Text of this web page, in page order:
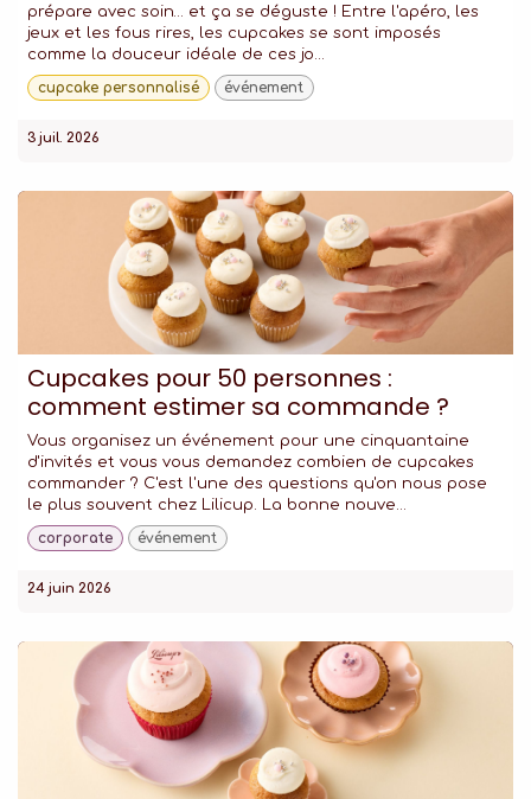
prépare avec soin… et ça se déguste ! Entre l'apéro, les
jeux et les fous rires, les cupcakes se sont imposés
comme la douceur idéale de ces jo...
cupcake personnalisé événement
3 juil. 2026
Cupcakes pour 50 personnes :
comment estimer sa commande ?
Vous organisez un événement pour une cinquantaine
d'invités et vous vous demandez combien de cupcakes
commander ? C'est l'une des questions qu'on nous pose
le plus souvent chez Lilicup. La bonne nouve...
corporate événement
24 juin 2026